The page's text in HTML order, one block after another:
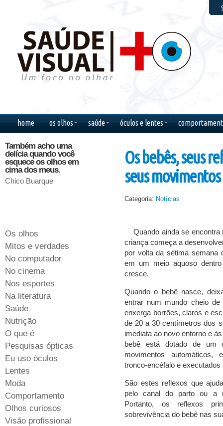
home os olhos saúde óculos e lentes
Os bebês, seus
seus
Categoria: Notícias
Quando ainda se
criança começa a
por volta da sétima semana
em um meio aquoso
cresce.
Quando o bebê nasce,
entrar num mundo cheio
enxerga borrões, claros e
de 20 a 30 centímetros dos
imediata ao novo entorno e
bebê está dotado de um
movimentos automáticos,
tronco-encéfalo e
São estes reflexos que
pelo canal do parto ou a
Portanto, os reflexos
sobrevivência do bebê nas
Também acho uma
delícia quando você
esquece os olhos em
cima dos meus.
Chico Buarque
um olhar, tampouco
compreenderá uma
longa explicação.
Mário Quintana
coisas
silêncio
José
Os olhos
Mitos e verdades
No computador
No cinema
Nos esportes
Na literatura
Saúde
Nutrição
O que é
Pesquisas ópticas
Eu uso óculos
Lentes
Moda
Comportamento
Olhos curiosos
Visão profissional